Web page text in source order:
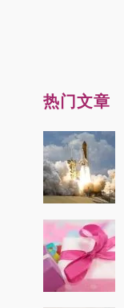
热门文章